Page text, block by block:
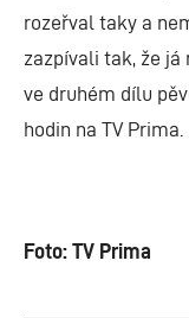
rozeřval taky a
zazpívali tak, že já
ve druhém dílu
hodin na TV Prima.
Foto: TV Prima